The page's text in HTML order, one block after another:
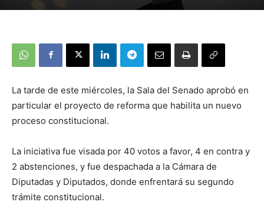
La tarde de este miércoles, la Sala del Senado aprobó en
particular el proyecto de reforma que habilita un nuevo
proceso constitucional.
La iniciativa fue visada por 40 votos a favor, 4 en contra y
2 abstenciones, y fue despachada a la Cámara de
Diputadas y Diputados, donde enfrentará su segundo
trámite constitucional.